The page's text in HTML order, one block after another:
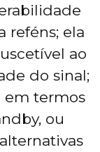
reféns; ela
ao
do sinal;
em termos
ou